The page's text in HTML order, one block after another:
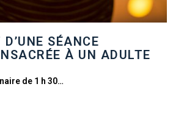
SÉANCE
À UN ADULTE
de 1 h 30…